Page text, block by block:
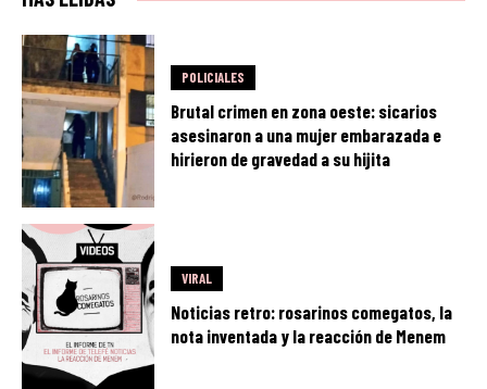
POLICIALES
Brutal crimen en zona oeste: sicarios
asesinaron a una mujer embarazada e
hirieron de gravedad a su hijita
VIRAL
Noticias retro: rosarinos comegatos, la
nota inventada y la reacción de Menem